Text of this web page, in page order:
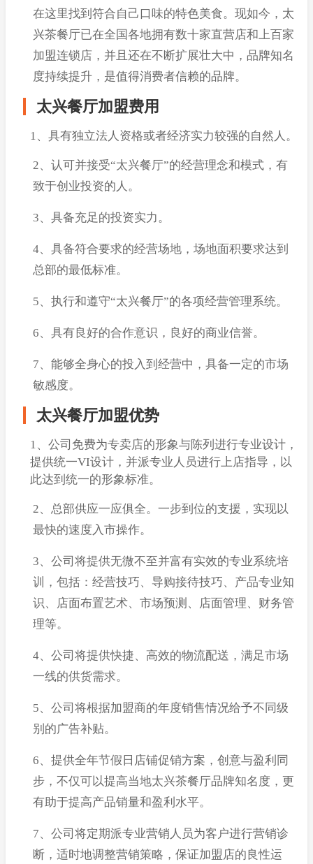
在这里找到符合自己口味的特色美食。现如今，太
兴茶餐厅已在全国各地拥有数十家直营店和上百家
加盟连锁店，并且还在不断扩展壮大中，品牌知名
度持续提升，是值得消费者信赖的品牌。
太兴餐厅加盟费用
1、具有独立法人资格或者经济实力较强的自然人。
2、认可并接受“太兴餐厅”的经营理念和模式，有
致于创业投资的人。
3、具备充足的投资实力。
4、具备符合要求的经营场地，场地面积要求达到
总部的最低标准。
5、执行和遵守“太兴餐厅”的各项经营管理系统。
6、具有良好的合作意识，良好的商业信誉。
7、能够全身心的投入到经营中，具备一定的市场
敏感度。
太兴餐厅加盟优势
1、公司免费为专卖店的形象与陈列进行专业设计，
提供统一VI设计，并派专业人员进行上店指导，以
此达到统一的形象标准。
2、总部供应一应俱全。一步到位的支援，实现以
最快的速度入市操作。
3、公司将提供无微不至并富有实效的专业系统培
训，包括：经营技巧、导购接待技巧、产品专业知
识、店面布置艺术、市场预测、店面管理、财务管
理等。
4、公司将提供快捷、高效的物流配送，满足市场
一线的供货需求。
5、公司将根据加盟商的年度销售情况给予不同级
别的广告补贴。
6、提供全年节假日店铺促销方案，创意与盈利同
步，不仅可以提高当地太兴茶餐厅品牌知名度，更
有助于提高产品销量和盈利水平。
7、公司将定期派专业营销人员为客户进行营销诊
断，适时地调整营销策略，保证加盟店的良性运